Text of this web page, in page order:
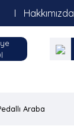
Hakkımızda
Araba